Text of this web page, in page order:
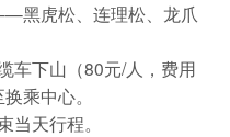
黑虎松、连理松、龙爪
车下山（80元/人，费用
乘中心。
当天行程。